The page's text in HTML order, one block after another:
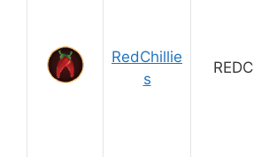
RedChillie
s
REDC